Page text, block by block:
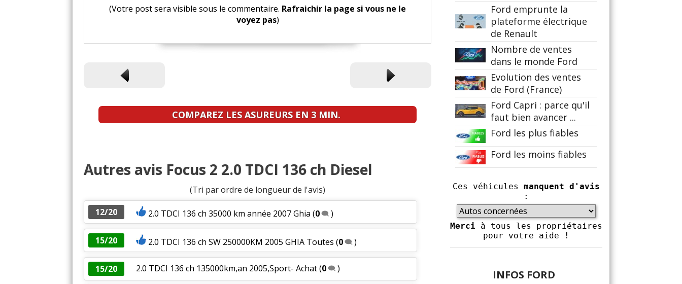
(Votre post sera visible sous le commentaire. Rafraichir la page si vous ne le
voyez pas)
COMPAREZ LES ASUREURS EN 3 MIN.
Autres avis Focus 2 2.0 TDCI 136 ch Diesel
(Tri par ordre de longueur de l'avis)
12/20
2.0 TDCI 136 ch 35000 km année 2007 Ghia (0 )
15/20 2.0 TDCI 136 ch SW 250000KM 2005 GHIA Toutes (0 )
15/20 2.0 TDCI 136 ch 135000km,an 2005,Sport- Achat(0 )
Ford emprunte la
plateforme électrique
de Renault
Nombre de ventes
dans le monde Ford
Evolution des ventes
de Ford (France)
Ford Capri : parce qu'il
faut bien avancer ...
Ford les plus fiables
Ford les moins fiables
Ces véhicules manquent d'avis
:
Merci à tous les propriétaires
pour votre aide !
INFOS FORD